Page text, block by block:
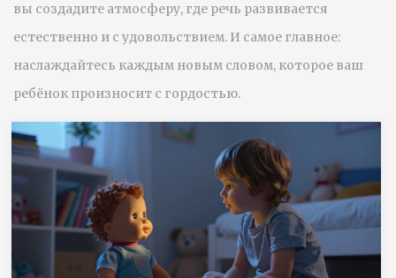
вы создадите атмосферу, где речь развивается
естественно и с удовольствием. И самое главное:
наслаждайтесь каждым новым словом, которое ваш
ребёнок произносит с гордостью.